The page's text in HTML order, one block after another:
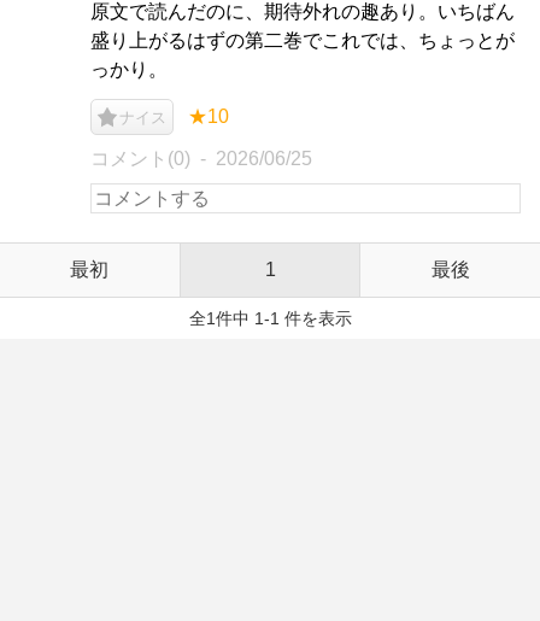
原文で読んだのに、期待外れの趣あり。いちばん
盛り上がるはずの第二巻でこれでは、ちょっとが
っかり。
ナイス ★10
コメント(0) 2026/06/25
最初 1 最後
全1件中 1-1 件を表示